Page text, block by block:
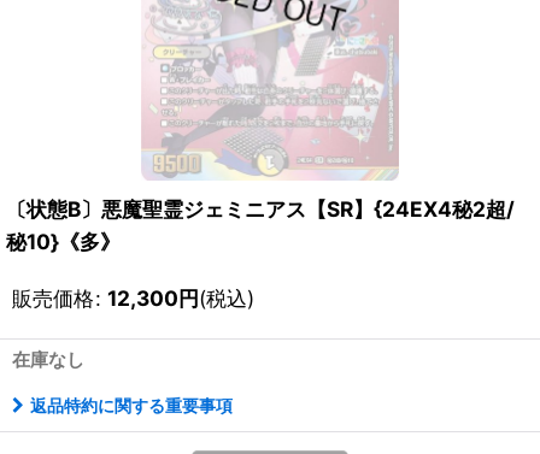
〔状態B〕悪魔聖霊ジェミニアス【SR】{24EX4秘2超/
秘10}《多》
販売価格: 12,300円(税込)
在庫なし
返品特約に関する重要事項